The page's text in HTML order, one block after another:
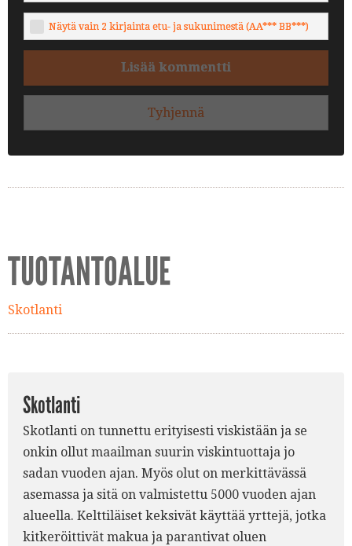
Näytä vain 2 kirjainta etu- ja sukunimestä (AA*** BB***)
Lisää kommentti
Tyhjennä
TUOTANTOALUE
Skotlanti
Skotlanti
Skotlanti on tunnettu erityisesti viskistään ja se
onkin ollut maailman suurin viskintuottaja jo
sadan vuoden ajan. Myös olut on merkittävässä
asemassa ja sitä on valmistettu 5000 vuoden ajan
alueella. Kelttiläiset keksivät käyttää yrttejä, jotka
kitkeröittivät makua ja parantivat oluen